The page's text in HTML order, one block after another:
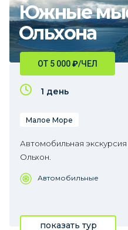
Южные
Ольхона
ОТ 5 000₽/ЧЕЛ
1 день
Малое Море
Автомобильная
Ольхон.
Автомобильные
показать тур